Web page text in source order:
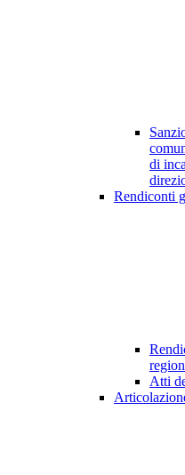
di
Rendiconti
Atti